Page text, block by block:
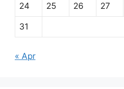
24 25 26 27
31
« Apr